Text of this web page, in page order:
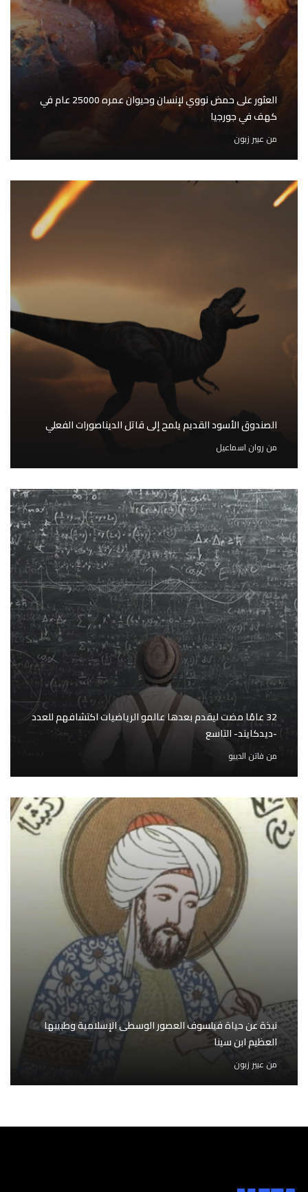
العثور على حمض نووي لإنسان وحيوان عمره 25000 عام في
كهف في جورجيا
من عبير زبون
الصندوق الأسود القديم يلمح إلى قاتل الديناصورات الفعلي
من روان اسماعيل
32 عامًا مضت ليقدم بعدها عالمو الرياضيات اكتشافهم للعدد
-ديدكايند- التاسع
من فاتن الديبو
نبذة عن حياة فيلسوف العصور الوسطى الإسلامية وطبيبها
العظيم ابن سينا
من عبير زبون